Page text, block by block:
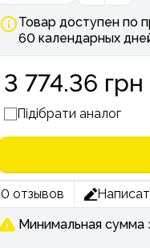
Товар доступен по
60 календарных
3 774.36 грн
Підібрати аналог
0 отзывов
Минимальная сумма